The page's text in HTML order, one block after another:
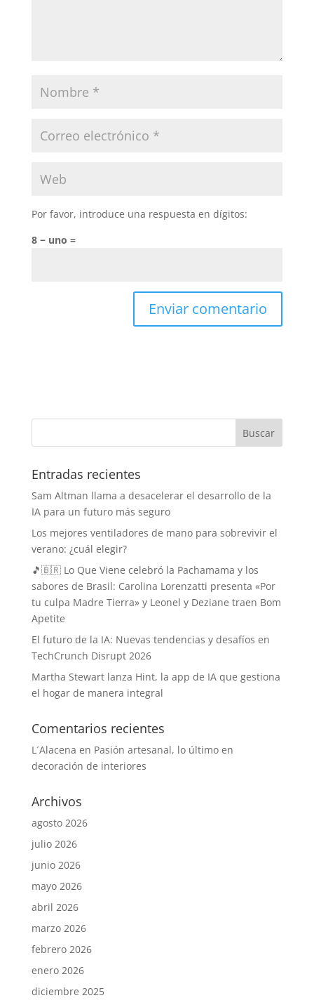
Por favor, introduce una respuesta en dígitos:
8 − uno =
Entradas recientes
Sam Altman llama a desacelerar el desarrollo de la
IA para un futuro más seguro
Los mejores ventiladores de mano para sobrevivir el
verano: ¿cuál elegir?
🎵🇧🇷 Lo Que Viene celebró la Pachamama y los
sabores de Brasil: Carolina Lorenzatti presenta «Por
tu culpa Madre Tierra» y Leonel y Deziane traen Bom
Apetite
El futuro de la IA: Nuevas tendencias y desafíos en
TechCrunch Disrupt 2026
Martha Stewart lanza Hint, la app de IA que gestiona
el hogar de manera integral
Comentarios recientes
L´Alacena en Pasión artesanal, lo último en
decoración de interiores
Archivos
agosto 2026
julio 2026
junio 2026
mayo 2026
abril 2026
marzo 2026
febrero 2026
enero 2026
diciembre 2025